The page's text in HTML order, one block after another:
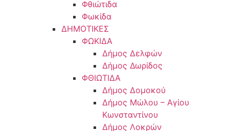
Φθιώτιδα
Φωκίδα
ΔΗΜΟΤΙΚΕΣ
ΦΩΚΙΔΑ
Δήμος Δελφών
Δήμος Δωρίδος
ΦΘΙΩΤΙΔΑ
Δήμος Δομοκού
Δήμος Μώλου – Αγίου
Κωνσταντίνου
Δήμος Λοκρών